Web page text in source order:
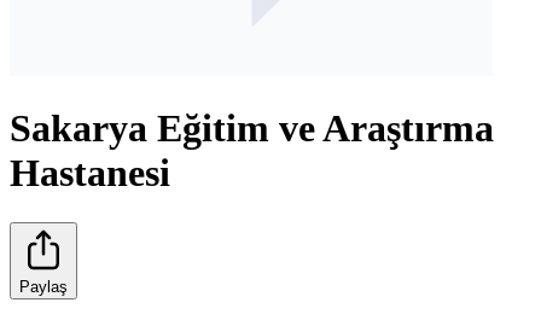
Sakarya Eğitim ve Araştırma
Hastanesi
Paylaş